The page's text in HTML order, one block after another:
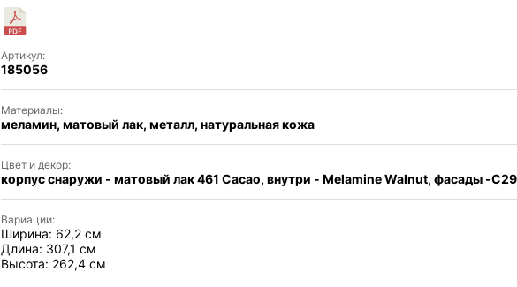
Артикул:
185056
Материалы:
меламин, матовый лак, металл, натуральная кожа
Цвет и декор:
корпус снаружи - матовый лак 461 Cacao, внутри - Melamine Walnut, фасады -
Вариации:
Ширина: 62,2 см
Длина: 307,1 см
Высота: 262,4 см